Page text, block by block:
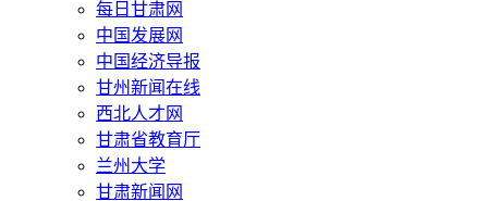
每日甘肃网
中国发展网
中国经济导报
甘州新闻在线
西北人才网
甘肃省教育厅
兰州大学
甘肃新闻网